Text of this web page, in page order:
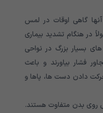
آنها گاهی اوقات در لمس
هنگام تشدید بیماری
بسیار بزرگ در نواحی
فشار بیاورند و باعث
دادن دست ها، پاها و
روی بدن متفاوت هستند.